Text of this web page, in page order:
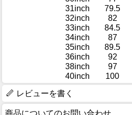
31inch
79.5
32inch
82
33inch
84.5
34inch
87
35inch
89.5
36inch
92
38inch
97
40inch
100
レビューを書く
商品についてのお問い合わせ